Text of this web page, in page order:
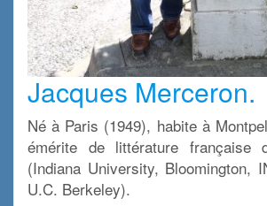
Jacques Merceron.
Né à Paris (1949), habite à
émérite de littérature française
(Indiana University, Bloomington,
U.C. Berkeley).